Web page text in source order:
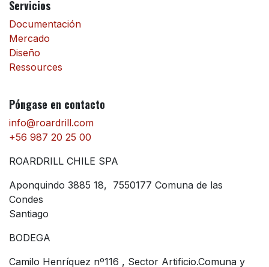
Servicios
Documentación
Mercado
Diseño
Ressources
Póngase en contacto
info@roardrill.com
+56 987 20 25 00
ROARDRILL CHILE SPA
Aponquindo 3885 18, 7550177 Comuna de las
Condes
Santiago
BODEGA
Camilo Henríquez nº116 , Sector Artificio.Comuna y